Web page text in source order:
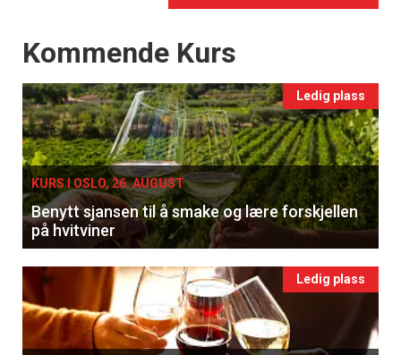
Events
Kommende Kurs
Ledig plass
KURS I OSLO, 26. AUGUST
Benytt sjansen til å smake og lære forskjellen
på hvitviner
Ledig plass